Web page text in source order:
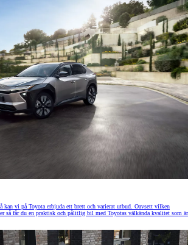
kan vi på Toyota erbjuda ett brett och varierat utbud. Oavsett vilken
så får du en praktisk och pålitlig bil med Toyotas välkända kvalitet som är